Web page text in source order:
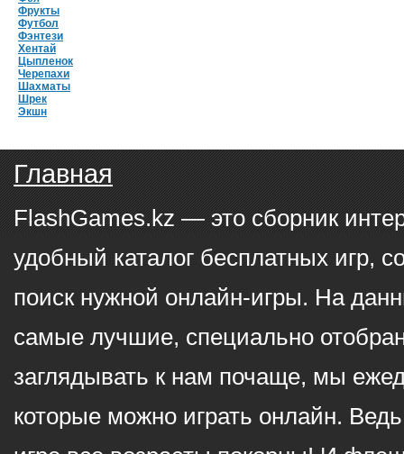
Фрукты
Футбол
Фэнтези
Хентай
Цыпленок
Черепахи
Шахматы
Шрек
Экшн
Главная
FlashGames.kz — это сборник
удобный каталог бесплатных игр,
поиск нужной онлайн-игры. На
самые лучшие, специально
заглядывать к нам почаще, мы
которые можно играть онлайн.